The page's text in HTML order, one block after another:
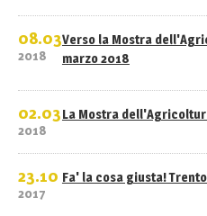
08.03
2018
Verso la Mostra
marzo 2018
02.03
2018
La Mostra
23.10
2017
Fa' la cosa giusta!